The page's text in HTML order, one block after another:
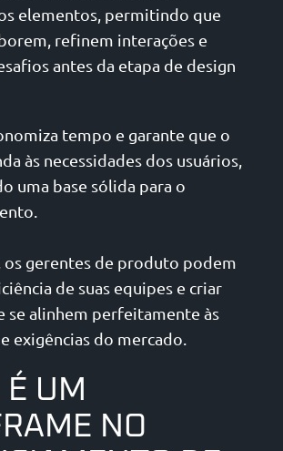
elementos, permitindo que
refinem interações e
antes da etapa de design
tempo e garante que o
às necessidades dos usuários,
uma base sólida para o
os gerentes de produto podem
de suas equipes e criar
se alinhem perfeitamente às
exigências do mercado.
É UM
NO